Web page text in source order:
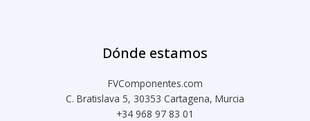
Dónde estamos
FVComponentes.com
C. Bratislava 5, 30353 Cartagena, Murcia
+34 968 97 83 01